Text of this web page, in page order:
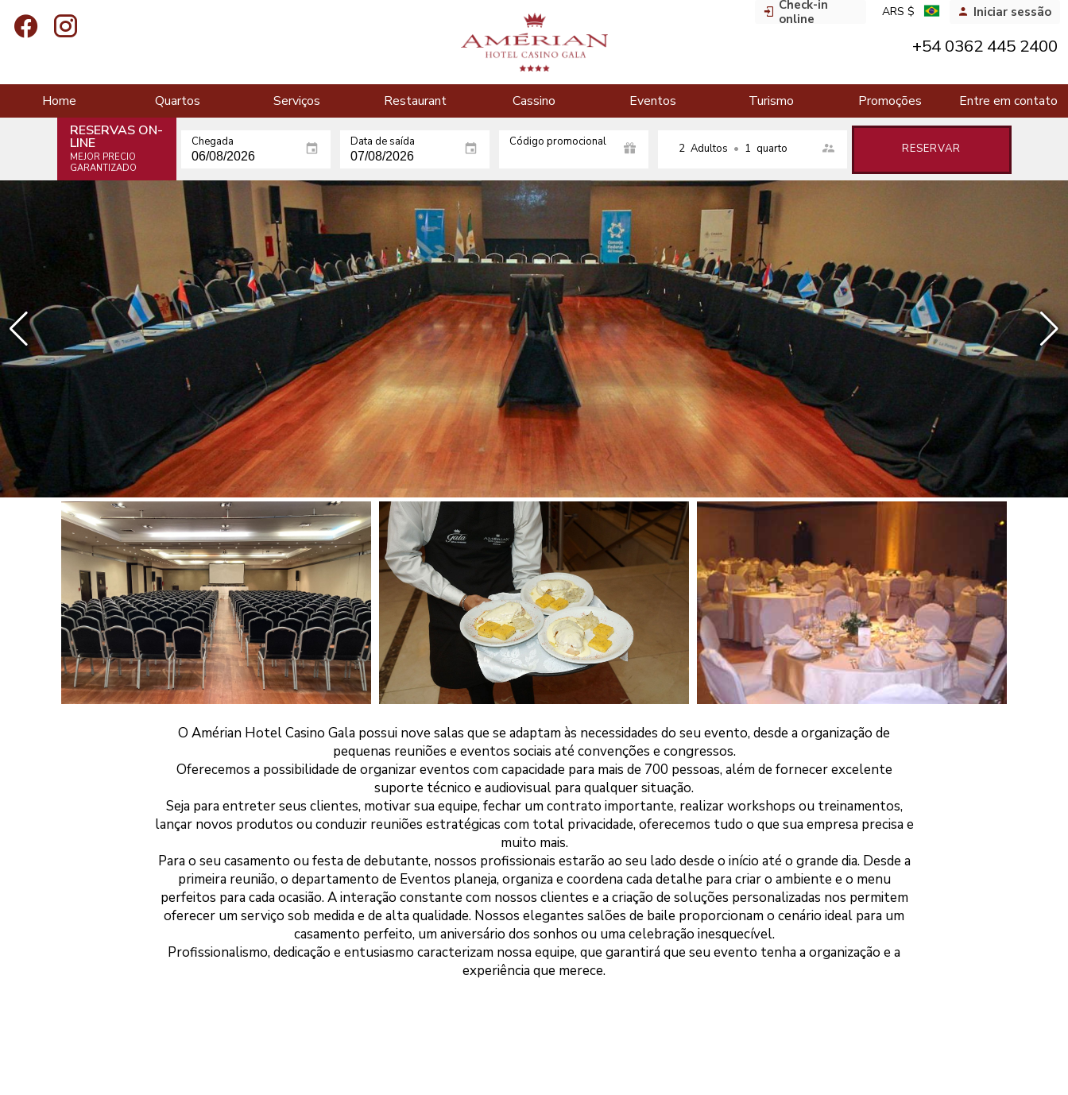
Check-in
online
ARS $ Iniciar sessão
+54 0362 445 2400
Home Quartos Serviços Restaurant Cassino Eventos Turismo Promoções
Entre em contato
RESERVAS ON-
LINE
MEJOR PRECIO
GARANTIZADO
Chegada Data de saída Código promocional 2 Adultos • 1 quarto RESERVAR
O Amérian Hotel Casino Gala possui nove salas que se adaptam às necessidades do seu evento, desde a organização de
pequenas reuniões e eventos sociais até convenções e congressos.
Oferecemos a possibilidade de organizar eventos com capacidade para mais de 700 pessoas, além de fornecer excelente
suporte técnico e audiovisual para qualquer situação.
Seja para entreter seus clientes, motivar sua equipe, fechar um contrato importante, realizar workshops ou treinamentos,
lançar novos produtos ou conduzir reuniões estratégicas com total privacidade, oferecemos tudo o que sua empresa precisa e
muito mais.
Para o seu casamento ou festa de debutante, nossos profissionais estarão ao seu lado desde o início até o grande dia. Desde a
primeira reunião, o departamento de Eventos planeja, organiza e coordena cada detalhe para criar o ambiente e o menu
perfeitos para cada ocasião. A interação constante com nossos clientes e a criação de soluções personalizadas nos permitem
oferecer um serviço sob medida e de alta qualidade. Nossos elegantes salões de baile proporcionam o cenário ideal para um
casamento perfeito, um aniversário dos sonhos ou uma celebração inesquecível.
Profissionalismo, dedicação e entusiasmo caracterizam nossa equipe, que garantirá que seu evento tenha a organização e a
experiência que merece.